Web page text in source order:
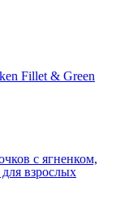
Fillet & Green
с ягненком,
взрослых